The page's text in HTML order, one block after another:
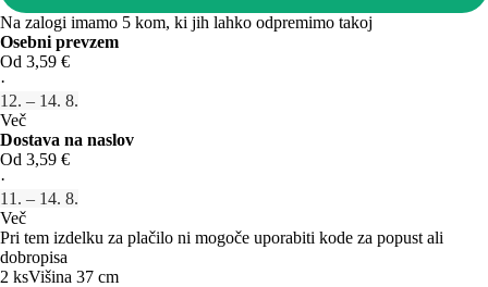
Na zalogi imamo 5 kom, ki jih lahko odpremimo takoj
Osebni prevzem
Od 3,59 €
·
12. – 14. 8.
Več
Dostava na naslov
Od 3,59 €
·
11. – 14. 8.
Več
Pri tem izdelku za plačilo ni mogoče uporabiti kode za popust ali
dobropisa
2 ksVišina 37 cm